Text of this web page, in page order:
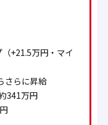
+21.5万円・マイ
さらに昇給
341万円